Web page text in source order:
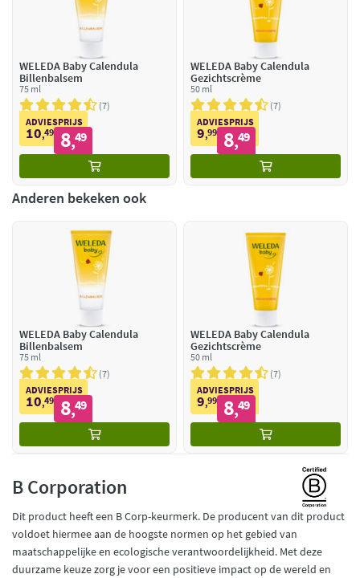
WELEDA Baby Calendula
Billenbalsem
75 ml
7
ADVIESPRIJS
10,49 8,49
WELEDA Baby Calendula
Gezichtscrème
50 ml
7
ADVIESPRIJS
9,99 8,49
Anderen bekeken ook
WELEDA Baby Calendula
Billenbalsem
75 ml
7
ADVIESPRIJS
10,49 8,49
WELEDA Baby Calendula
Gezichtscrème
50 ml
7
ADVIESPRIJS
9,99 8,49
B Corporation
Dit product heeft een B Corp-keurmerk. De producent van dit product
voldoet hiermee aan de hoogste normen op het gebied van
maatschappelijke en ecologische verantwoordelijkheid. Met deze
duurzame keuze zorg je voor een positieve impact op de wereld en